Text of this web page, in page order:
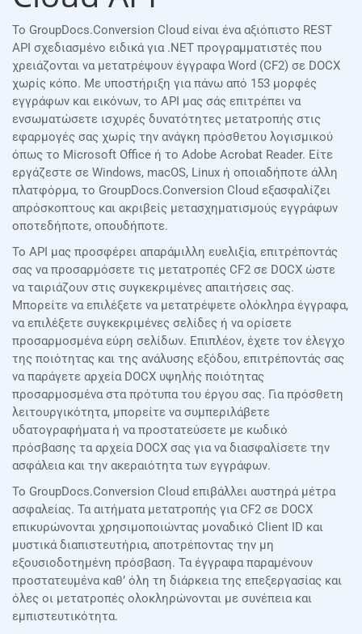
Το GroupDocs.Conversion Cloud είναι ένα αξιόπιστο REST
API σχεδιασμένο ειδικά για .NET προγραμματιστές που
χρειάζονται να μετατρέψουν έγγραφα Word (CF2) σε DOCX
χωρίς κόπο. Με υποστήριξη για πάνω από 153 μορφές
εγγράφων και εικόνων, το API μας σάς επιτρέπει να
ενσωματώσετε ισχυρές δυνατότητες μετατροπής στις
εφαρμογές σας χωρίς την ανάγκη πρόσθετου λογισμικού
όπως το Microsoft Office ή το Adobe Acrobat Reader. Είτε
εργάζεστε σε Windows, macOS, Linux ή οποιαδήποτε άλλη
πλατφόρμα, το GroupDocs.Conversion Cloud εξασφαλίζει
απρόσκοπτους και ακριβείς μετασχηματισμούς εγγράφων
οποτεδήποτε, οπουδήποτε.
Το API μας προσφέρει απαράμιλλη ευελιξία, επιτρέποντάς
σας να προσαρμόσετε τις μετατροπές CF2 σε DOCX ώστε
να ταιριάζουν στις συγκεκριμένες απαιτήσεις σας.
Μπορείτε να επιλέξετε να μετατρέψετε ολόκληρα έγγραφα,
να επιλέξετε συγκεκριμένες σελίδες ή να ορίσετε
προσαρμοσμένα εύρη σελίδων. Επιπλέον, έχετε τον έλεγχο
της ποιότητας και της ανάλυσης εξόδου, επιτρέποντάς σας
να παράγετε αρχεία DOCX υψηλής ποιότητας
προσαρμοσμένα στα πρότυπα του έργου σας. Για πρόσθετη
λειτουργικότητα, μπορείτε να συμπεριλάβετε
υδατογραφήματα ή να προστατεύσετε με κωδικό
πρόσβασης τα αρχεία DOCX σας για να διασφαλίσετε την
ασφάλεια και την ακεραιότητα των εγγράφων.
Το GroupDocs.Conversion Cloud επιβάλλει αυστηρά μέτρα
ασφαλείας. Τα αιτήματα μετατροπής για CF2 σε DOCX
επικυρώνονται χρησιμοποιώντας μοναδικό Client ID και
μυστικά διαπιστευτήρια, αποτρέποντας την μη
εξουσιοδοτημένη πρόσβαση. Τα έγγραφα παραμένουν
προστατευμένα καθ’ όλη τη διάρκεια της επεξεργασίας και
όλες οι μετατροπές ολοκληρώνονται με συνέπεια και
εμπιστευτικότητα.